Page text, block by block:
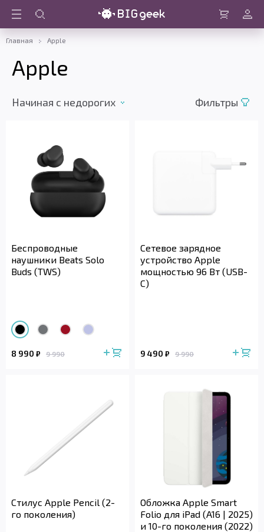
Войти
Главная Apple
Apple
Начиная с недорогих Фильтры
Беспроводные
наушники Beats Solo
Buds (TWS)
8 990 ₽ 9 990
Сетевое зарядное
устройство Apple
мощностью 96 Вт (USB-
C)
9 490 ₽ 9 990
Стилус Apple Pencil (2-
го поколения)
Обложка Apple Smart
Folio для iPad (A16 | 2025)
и 10-го поколения (2022)